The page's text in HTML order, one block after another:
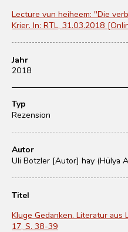
Lecture vun heiheem: "Die
Krier. In: RTL, 31.03.2018
Jahr
2018
Typ
Rezension
Autor
Uli Botzler [Autor] hay (Hülya
Titel
Kluge Gedanken. Literatur aus
17, S. 38-39